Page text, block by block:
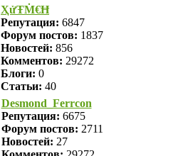
ҲửŦṀ€Ħ
Репутация: 6847
Форум постов: 1837
Новостей: 856
Комментов: 29272
Блоги: 0
Статьи: 40
Desmond_Ferrcon
Репутация: 6675
Форум постов: 2711
Новостей: 27